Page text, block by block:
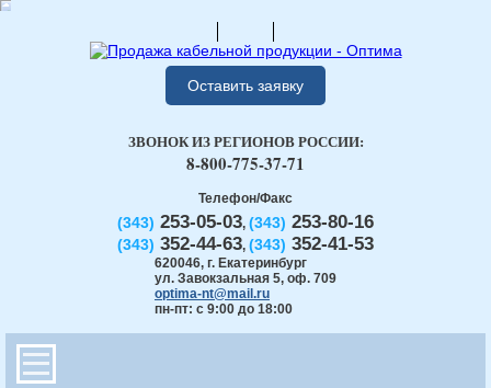
Оставить заявку
Телефон/Факс
(343) 253-05-03, (343) 253-80-16
(343) 352-44-63, (343) 352-41-53
620046, г. Екатеринбург
ул. Завокзальная 5, оф. 709
optima-nt@mail.ru
пн-пт: с 9:00 до 18:00
ЗВОНОК ИЗ РЕГИОНОВ РОССИИ:
8-800-775-37-71